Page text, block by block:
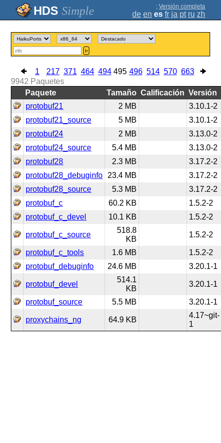
Simple ; Versión completa
de en es fr ja pt ru zh
Ir
1 217 371 464 494 495 496 514 570 663
9942 Paquetes
Paquete
Tamaño Calificación Versión
protobuf21
2 MB
3.10.1-2
protobuf21_source
5 MB
3.10.1-2
protobuf24
2 MB
3.13.0-2
protobuf24_source
5.4 MB
3.13.0-2
protobuf28
2.3 MB
3.17.2-2
protobuf28_debuginfo
23.4 MB
3.17.2-2
protobuf28_source
5.3 MB
3.17.2-2
protobuf_c
60.2 KB
1.5.2-2
protobuf_c_devel
10.1 KB 1.5.2-2
protobuf_c_source
518.8
KB
1.5.2-2
protobuf_c_tools 1.6 MB
1.5.2-2
protobuf_debuginfo
24.6 MB 3.20.1-1
protobuf_devel
514.1
KB
3.20.1-1
protobuf_source 5.5 MB 3.20.1-1
proxychains_ng 64.9 KB
4.17~git-
1